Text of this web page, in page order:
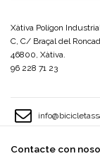
Xàtiva Polígon
C, C/ Braçal del
46800, Xàtiva.
96 228 71 23
Contacte con